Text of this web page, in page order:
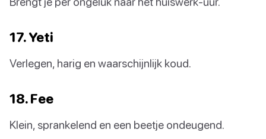
17. Yeti
Verlegen, harig en waarschijnlijk koud.
18. Fee
Klein, sprankelend en een beetje ondeugend.